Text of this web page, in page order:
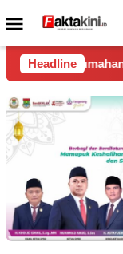
ke
Menu
Mobile
Headline
Taman Kirana